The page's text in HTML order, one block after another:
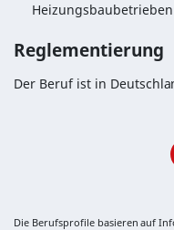
Heizungsbaubetrieben
Reglementierung
Der Beruf ist in
Die Berufsprofile basieren auf